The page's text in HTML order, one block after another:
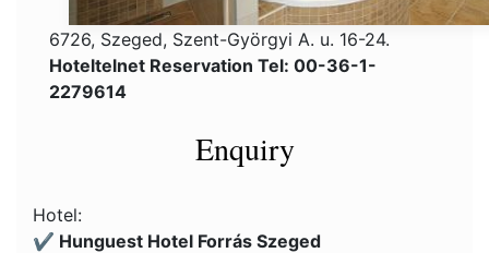
6726, Szeged, Szent-Györgyi A. u. 16-24.
Hoteltelnet Reservation Tel: 00-36-1-
2279614
Enquiry
Hotel:
✔️ Hunguest Hotel Forrás Szeged